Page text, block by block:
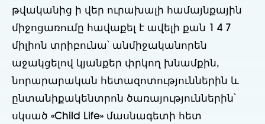
թվականից ի վեր ուրախալի համայնքային
միջոցառումը հավաքել է ավելի քան 1 4 7
միլիոն տրիբունա՝ անմիջականորեն
աջակցելով կյանքեր փրկող խնամքին,
նորարարական հետազոտություններին և
ընտանիքակենտրոն ծառայություններին՝
սկսած «Child Life» մասնագետի հետ